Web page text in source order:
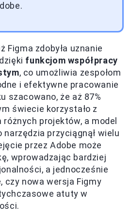
Figma zdobyła uznanie
funkcjom współpracy
, co umożliwia zespołom
i efektywne pracowanie
szacowano, że aż 87%
świecie korzystało z
projektów, a model
przyciągnął wielu
przez Adobe może
wprowadzając bardziej
a jednocześnie
czy nowa wersja Figmy
atuty w